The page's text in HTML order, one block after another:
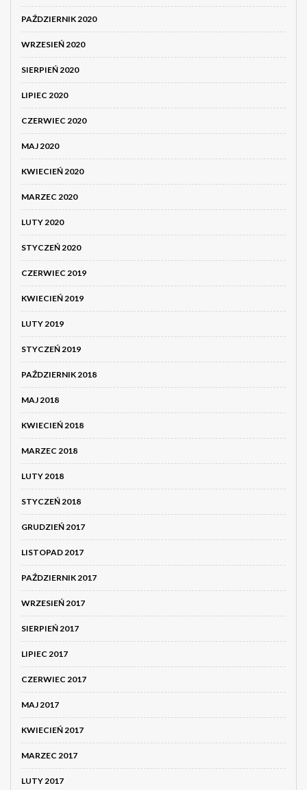
PAŹDZIERNIK 2020
WRZESIEŃ 2020
SIERPIEŃ 2020
LIPIEC 2020
CZERWIEC 2020
MAJ 2020
KWIECIEŃ 2020
MARZEC 2020
LUTY 2020
STYCZEŃ 2020
CZERWIEC 2019
KWIECIEŃ 2019
LUTY 2019
STYCZEŃ 2019
PAŹDZIERNIK 2018
MAJ 2018
KWIECIEŃ 2018
MARZEC 2018
LUTY 2018
STYCZEŃ 2018
GRUDZIEŃ 2017
LISTOPAD 2017
PAŹDZIERNIK 2017
WRZESIEŃ 2017
SIERPIEŃ 2017
LIPIEC 2017
CZERWIEC 2017
MAJ 2017
KWIECIEŃ 2017
MARZEC 2017
LUTY 2017